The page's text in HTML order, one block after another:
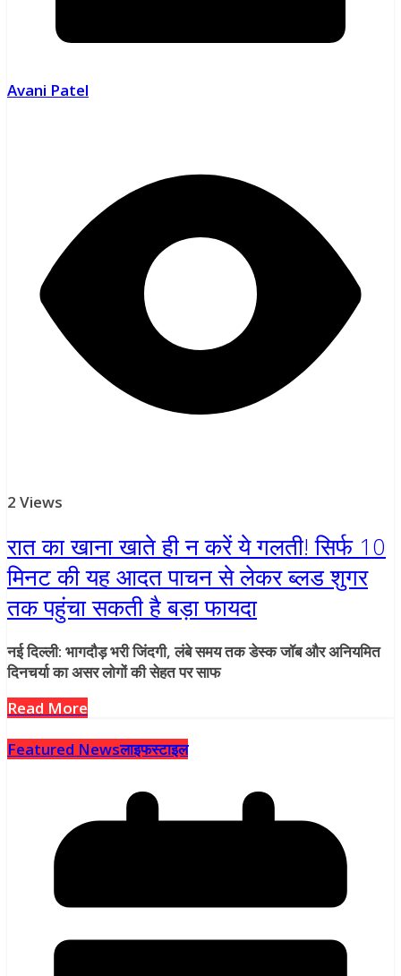
Avani Patel
2 Views
रात का खाना खाते ही न करें ये गलती! सिर्फ 10
मिनट की यह आदत पाचन से लेकर ब्लड शुगर
तक पहुंचा सकती है बड़ा फायदा
नई दिल्ली: भागदौड़ भरी जिंदगी, लंबे समय तक डेस्क जॉब और अनियमित
दिनचर्या का असर लोगों की सेहत पर साफ
Read More
Featured Newsलाइफस्टाइल